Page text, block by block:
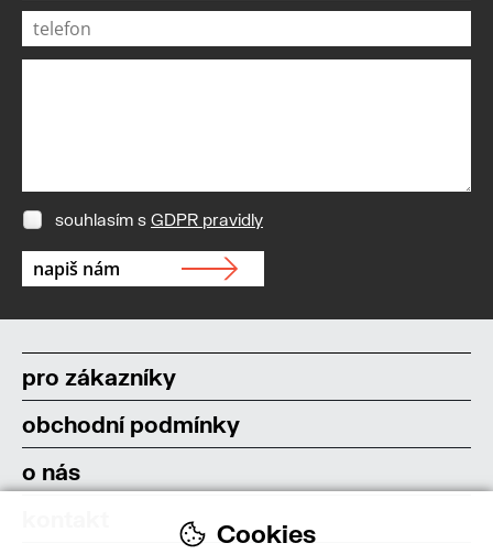
souhlasím s GDPR pravidly
pro zákazníky
obchodní podmínky
o nás
Cookies